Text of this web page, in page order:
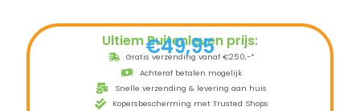
Ultiem Buitenleven prijs:
€49,95
Gratis verzending vanaf €250,-*
Achteraf betalen mogelijk
Snelle verzending & levering aan huis
Kopersbescherming met Trusted Shops